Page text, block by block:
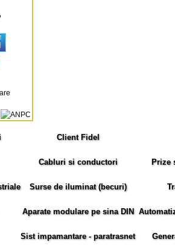
Client Fidel
Cabluri si conductori Prize
Surse de iluminat (becuri)
Aparate modulare pe sina DIN
Sist impamantare - paratrasnet